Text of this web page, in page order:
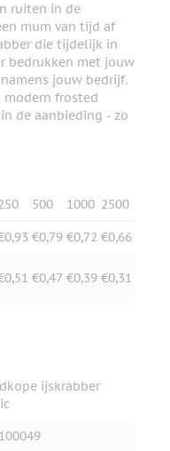
ruiten in de
mum van tijd af
die tijdelijk in
bedrukken met jouw
jouw bedrijf.
modern frosted
de aanbieding - zo
500 1000 2500
€0,79 €0,72 €0,66
€0,47 €0,39 €0,31
ijskrabber